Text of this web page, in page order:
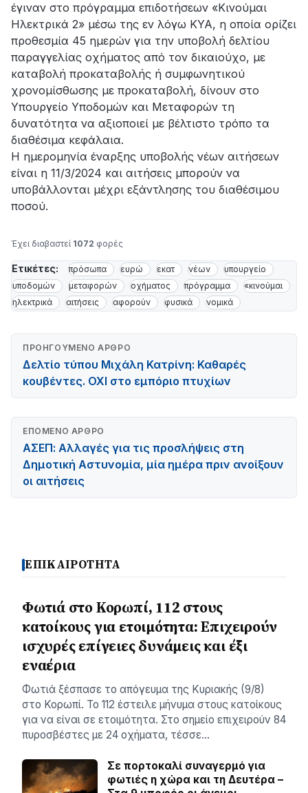
έγιναν στο πρόγραμμα επιδοτήσεων «Κινούμαι
Ηλεκτρικά 2» μέσω της εν λόγω ΚΥΑ, η οποία ορίζει
προθεσμία 45 ημερών για την υποβολή δελτίου
παραγγελίας οχήματος από τον δικαιούχο, με
καταβολή προκαταβολής ή συμφωνητικού
χρονομίσθωσης με προκαταβολή, δίνουν στο
Υπουργείο Υποδομών και Μεταφορών τη
δυνατότητα να αξιοποιεί με βέλτιστο τρόπο τα
διαθέσιμα κεφάλαια.
Η ημερομηνία έναρξης υποβολής νέων αιτήσεων
είναι η 11/3/2024 και αιτήσεις μπορούν να
υποβάλλονται μέχρι εξάντλησης του διαθέσιμου
ποσού.
Έχει διαβαστεί 1072 φορές
Ετικέτες: πρόσωπα ευρώ εκατ νέων
υπουργείο
υποδομών
μεταφορών οχήματος πρόγραμμα
«κινούμαι
ηλεκτρικά
αιτήσεις αφορούν φυσικά νομικά
ΠΡΟΗΓΟΎΜΕΝΟ ΆΡΘΡΟ
Δελτίο τύπου Μιχάλη Κατρίνη: Καθαρές
κουβέντες. ΟΧΙ στο εμπόριο πτυχίων
ΕΠΌΜΕΝΟ ΆΡΘΡΟ
ΑΣΕΠ: Αλλαγές για τις προσλήψεις στη
Δημοτική Αστυνομία, μία ημέρα πριν ανοίξουν
οι αιτήσεις
ΕΠΙΚΑΙΡΟΤΗΤΑ
Φωτιά στο Κορωπί, 112 στους
κατοίκους για ετοιμότητα: Επιχειρούν
ισχυρές επίγειες δυνάμεις και έξι
εναέρια
Φωτιά ξέσπασε το απόγευμα της Κυριακής (9/8)
στο Κορωπί. Το 112 έστειλε μήνυμα στους κατοίκους
για να είναι σε ετοιμότητα. Στο σημείο επιχειρούν 84
πυροσβέστες με 24 οχήματα, τέσσε…
Σε πορτοκαλί συναγερμό για
φωτιές η χώρα και τη Δευτέρα –